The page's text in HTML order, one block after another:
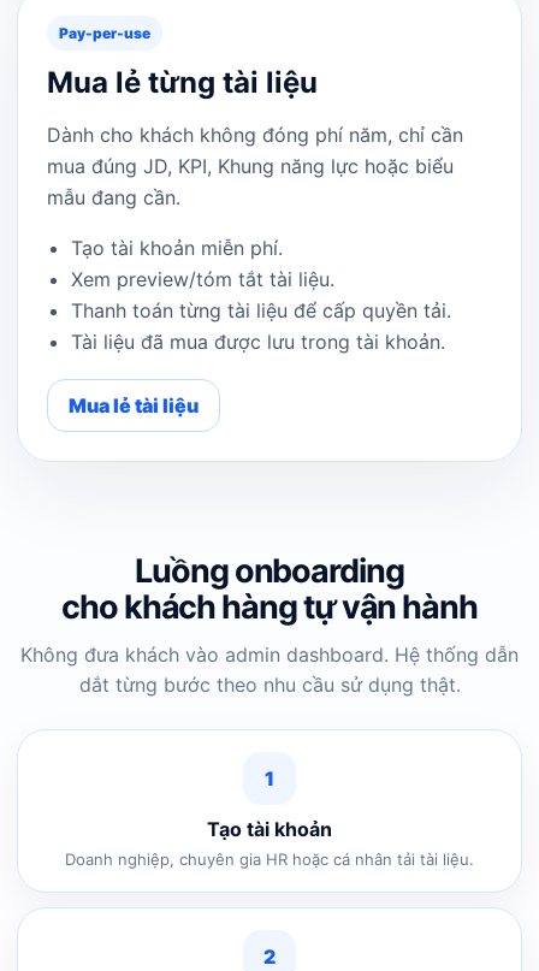
Pay-per-use
Mua lẻ từng tài liệu
Dành cho khách không đóng phí năm, chỉ cần
mua đúng JD, KPI, Khung năng lực hoặc biểu
mẫu đang cần.
Tạo tài khoản miễn phí.
Xem preview/tóm tắt tài liệu.
Thanh toán từng tài liệu để cấp quyền tải.
Tài liệu đã mua được lưu trong tài khoản.
Mua lẻ tài liệu
Luồng onboarding
cho khách hàng tự vận hành
Không đưa khách vào admin dashboard. Hệ thống dẫn
dắt từng bước theo nhu cầu sử dụng thật.
1
Tạo tài khoản
Doanh nghiệp, chuyên gia HR hoặc cá nhân tải tài liệu.
2